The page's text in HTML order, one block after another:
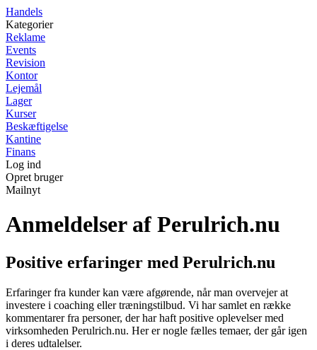
Handels
Kategorier
Reklame
Events
Revision
Kontor
Lejemål
Lager
Kurser
Beskæftigelse
Kantine
Finans
Log ind
Opret bruger
Mailnyt
Anmeldelser af Perulrich.nu
Positive erfaringer med Perulrich.nu
Erfaringer fra kunder kan være afgørende, når man overvejer at
investere i coaching eller træningstilbud. Vi har samlet en række
kommentarer fra personer, der har haft positive oplevelser med
virksomheden Perulrich.nu. Her er nogle fælles temaer, der går igen
i deres udtalelser.